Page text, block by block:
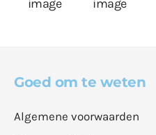
Goed om te weten
Algemene voorwaarden